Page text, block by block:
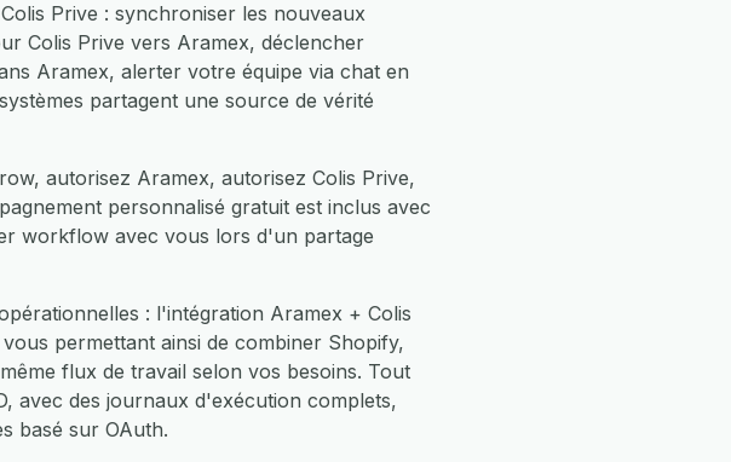
Prive : synchroniser les nouveaux
Colis Prive vers Aramex, déclencher
Aramex, alerter votre équipe via chat en
partagent une source de vérité
autorisez Aramex, autorisez Colis Prive,
personnalisé gratuit est inclus avec
workflow avec vous lors d'un partage
: l'intégration Aramex + Colis
vous permettant ainsi de combiner Shopify,
flux de travail selon vos besoins. Tout
avec des journaux d'exécution complets,
basé sur OAuth.